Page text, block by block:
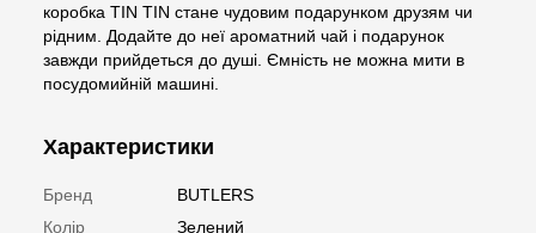
коробка TIN TIN стане чудовим подарунком друзям чи
рідним. Додайте до неї ароматний чай і подарунок
завжди прийдеться до душі. Ємність не можна мити в
посудомийній машині.
Характеристики
Бренд
BUTLERS
Колір
Зелений